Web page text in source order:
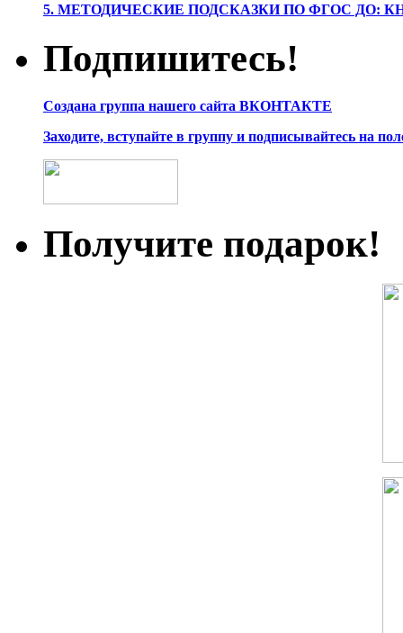
5. МЕТОДИЧЕСКИЕ ПОДСКАЗКИ ПО ФГОС ДО:
Подпишитесь!
Создана группа нашего сайта ВКОНТАКТЕ
Заходите, вступайте в группу и подписывайтесь на
Получите подарок!